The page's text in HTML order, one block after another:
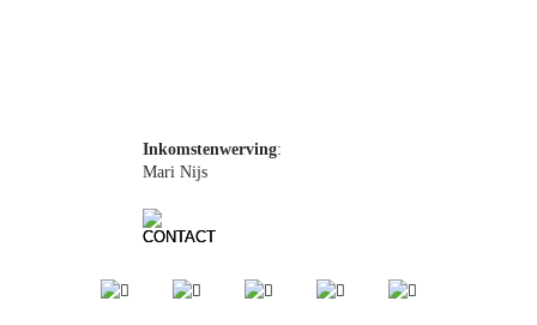
Inkomstenwerving:
Mari Nijs